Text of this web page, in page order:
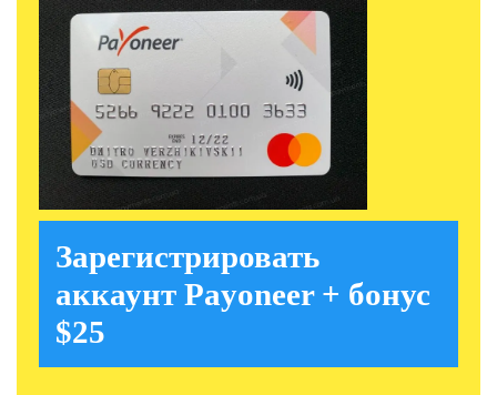
Зарегистрировать
аккаунт Payoneer + бонус
$25